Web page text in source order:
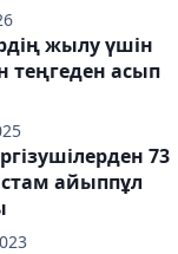
жылу үшін
теңгеден асып
73
айыппұл